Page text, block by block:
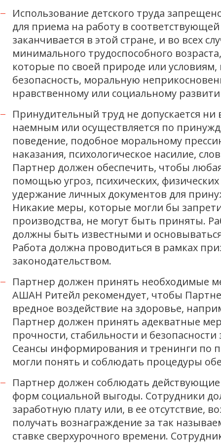
Использование детского труда
для приема на работу в
заканчивается в этой стране, и во всех
минимального трудоспособного
которые по своей природе или
безопасность, моральную
нравственному или социальному
Принудительный труд не допускается
наемным или осуществляется по
поведение, подобное моральному
наказания, психологическое насилие,
Партнер должен обеспечить, чтобы
помощью угроз, психических,
удержание личных документов для
Никакие меры, которые могли бы
производства, не могут быть приняты.
должны быть известными и
Работа должна проводиться в рамках
законодательством.
Партнер должен принять необходимые
АШАН Ритейл рекомендует, чтобы
вредное воздействие на здоровье,
Партнер должен принять адекватные
прочности, стабильности и
Сеансы информирования и тренинги по
могли понять и соблюдать процедуры
Партнер должен соблюдать
форм социальной выгоды. Сотрудники
заработную плату или, в ее отсутствие,
получать вознаграждение за так
ставке сверхурочного времени.